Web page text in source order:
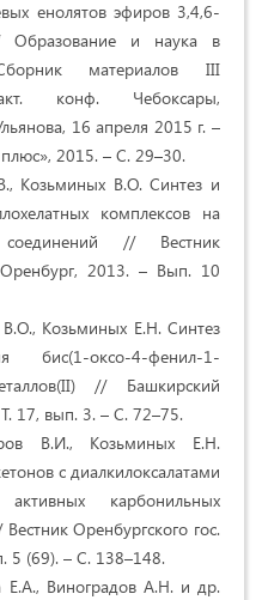
енолятов эфиров 3,4,6-
Образование и наука в
материалов III
конф. Чебоксары,
16 апреля 2015 г. –
2015. – С. 29–30.
Козьминых В.О. Синтез и
комплексов на
соединений // Вестник
2013. – Вып. 10
Козьминых Е.Н. Синтез
бис(1-оксо-4-фенил-1-
// Башкирский
17, вып. 3. – С. 72–75.
В.И., Козьминых Е.Н.
с диалкилоксалатами
карбонильных
Оренбургского гос.
5 (69). – С. 138–148.
Виноградов А.Н. и др.